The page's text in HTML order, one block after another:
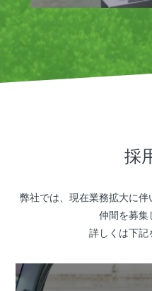
採
弊社では、現在業務拡大に伴
仲間を募集
詳しくは下記